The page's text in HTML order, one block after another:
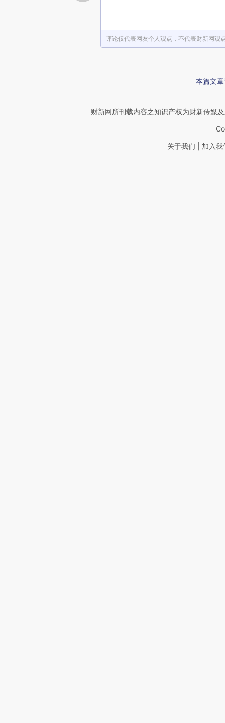
评论仅代表网友个人观点，不代表财新网观
本篇文
财新网所刊载内容之知识产权为财新传媒
关于我们 加入我